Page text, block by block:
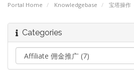
Portal Home Knowledgebase 宝塔操作
Categories